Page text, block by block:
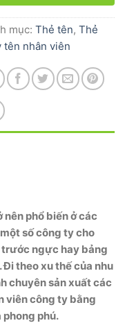
mục: Thẻ tên, Thẻ
tên nhân viên
phổ biến ở các
số công ty cho
trước ngực hay bảng
theo xu thế của nhu
chuyên sản xuất các
viên công ty bằng
phong phú.